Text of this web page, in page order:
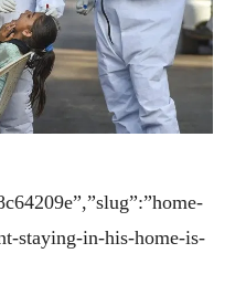
staying-in-his-home-is-